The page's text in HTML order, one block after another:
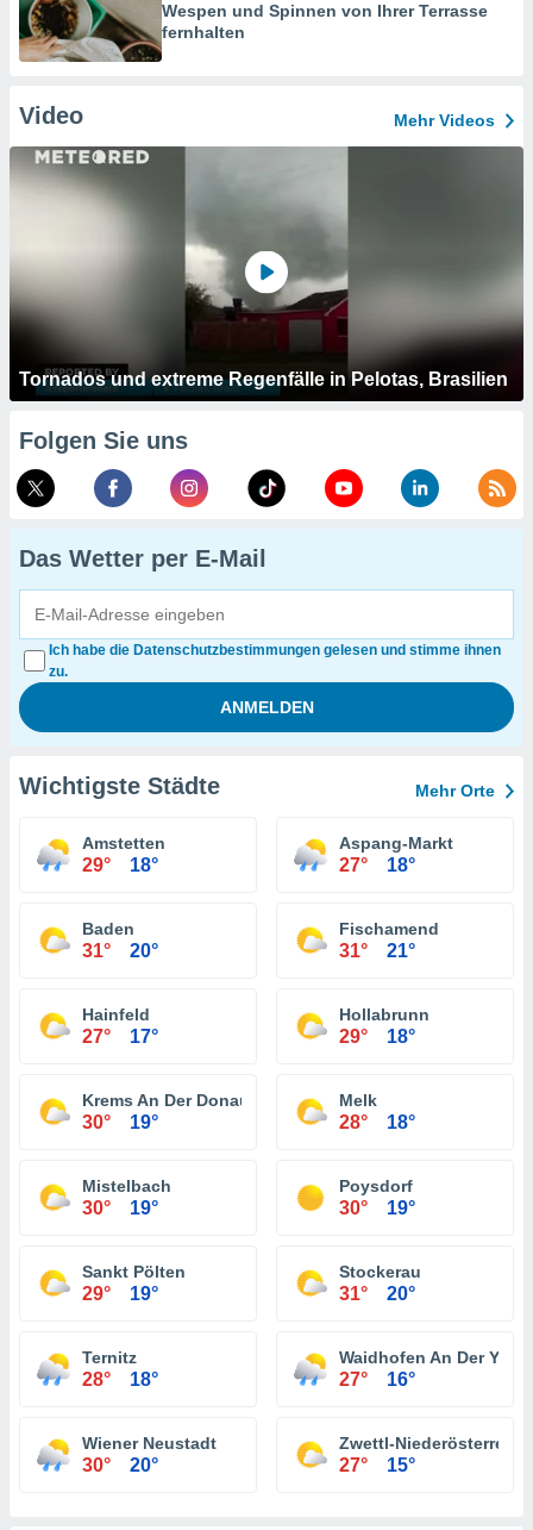
Wespen und Spinnen von Ihrer Terrasse
fernhalten
Video Mehr Videos
Tornados und extreme Regenfälle in Pelotas, Brasilien
Folgen Sie uns
Das Wetter per E-Mail
Ich habe die Datenschutzbestimmungen gelesen und stimme ihnen
zu.
Wichtigste Städte Mehr Orte
Amstetten
29° 18°
Aspang-Markt
27° 18°
Baden
31° 20°
Fischamend
31° 21°
Hainfeld
27° 17°
Hollabrunn
29° 18°
Krems An Der Donau
30° 19°
Melk
28° 18°
Mistelbach
30° 19°
Poysdorf
30° 19°
Sankt Pölten
29° 19°
Stockerau
31° 20°
Ternitz
28° 18°
Waidhofen An Der Ybbs
27° 16°
Wiener Neustadt
30° 20°
Zwettl-Niederösterreich
27° 15°